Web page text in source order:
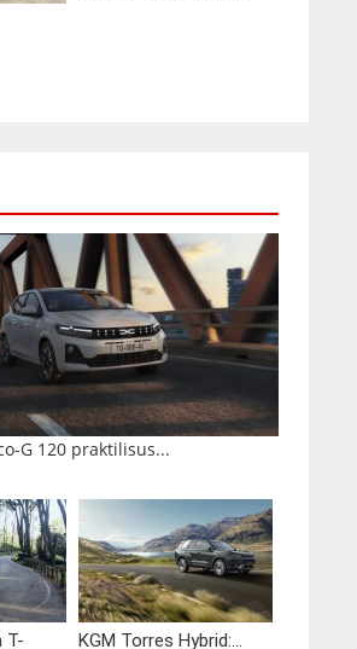
G 120 praktilisus...
T- KGM Torres Hybrid:...